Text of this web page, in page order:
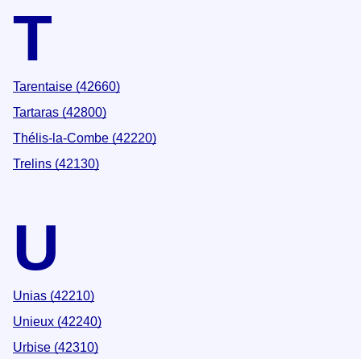
T
Tarentaise (42660)
Tartaras (42800)
Thélis-la-Combe (42220)
Trelins (42130)
U
Unias (42210)
Unieux (42240)
Urbise (42310)